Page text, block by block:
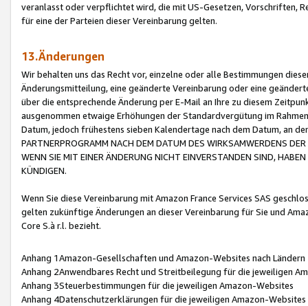
veranlasst oder verpflichtet wird, die mit US-Gesetzen, Vorschriften,
für eine der Parteien dieser Vereinbarung gelten.
13.Änderungen
Wir behalten uns das Recht vor, einzelne oder alle Bestimmungen
Änderungsmitteilung, eine geänderte Vereinbarung oder eine
über die entsprechende Änderung per E-Mail an Ihre zu diesem
ausgenommen etwaige Erhöhungen der Standardvergütung im
Datum, jedoch frühestens sieben Kalendertage nach dem Datum, an
PARTNERPROGRAMM NACH DEM DATUM DES WIRKSAMWERDENS
WENN SIE MIT EINER ÄNDERUNG NICHT EINVERSTANDEN SIND,
KÜNDIGEN.
Wenn Sie diese Vereinbarung mit Amazon France Services SAS
gelten zukünftige Änderungen an dieser Vereinbarung für Sie und
Core S.à r.l. bezieht.
Anhang 1Amazon-Gesellschaften und Amazon-Websites nach Ländern
Anhang 2Anwendbares Recht und Streitbeilegung für die jeweiligen
Anhang 3Steuerbestimmungen für die jeweiligen Amazon-Websites
Anhang 4Datenschutzerklärungen für die jeweiligen Amazon-Websites